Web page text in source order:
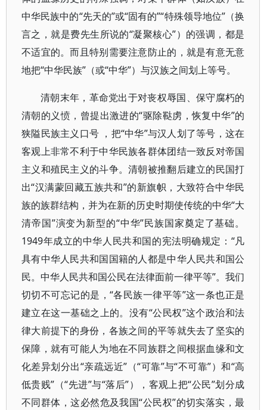
中华民族中的“先天的”或“固有的”“特殊领导地位”（换
言之，就是费先生所说的“凝聚核心”）的强调，都是
不适宜的。而且特别需要注意防止的，就是有意无意
地把“中华民族”（或“中华”）与汉族之间划上等号。
清朝末年，革命党出于对丧权辱国、保守腐朽的
清朝的义愤，曾提出激进的“驱除鞑虏，恢复中华”的
狭隘民族主义口号 ，把“中华”与汉人划了等号，这在
客观上非常不利于中华民族各群体团结一致反对帝国
主义和殖民主义的斗争。清朝被推翻后建立的民国打
出“汉满蒙回藏五族共和”的新旗帜，大致符合中华民
族的族群结构，并为在新的历史时期使传统的中华“大
清帝国”演变为新型的“中华”民族国家奠定了基础。
1949年成立的中华人民共和国的宪法明确规定：“凡
具有中华人民共和国国籍的人都是中华人民共和国公
民。中华人民共和国公民在法律面前一律平等”。我们
切切不可忘记的是，“各民族一律平等”这一条也正是
建立在这一基础之上的。没有“公民权”这个政治和法
律大前提下的身份，各族之间的平等就失去了坚实的
保障，就有可能人为地在不同族群之间根据血缘和文
化差异划分出“亲疏远近”（“可靠”与“不可靠”）和“高
低贵贱”（“先进”与“落后”），客观上把“公民”划分成
不同群体，这必然危及我国“公民权”的切实落实，最